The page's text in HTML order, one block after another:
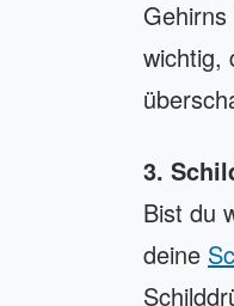
wichtig,
3.
Bist du
deine